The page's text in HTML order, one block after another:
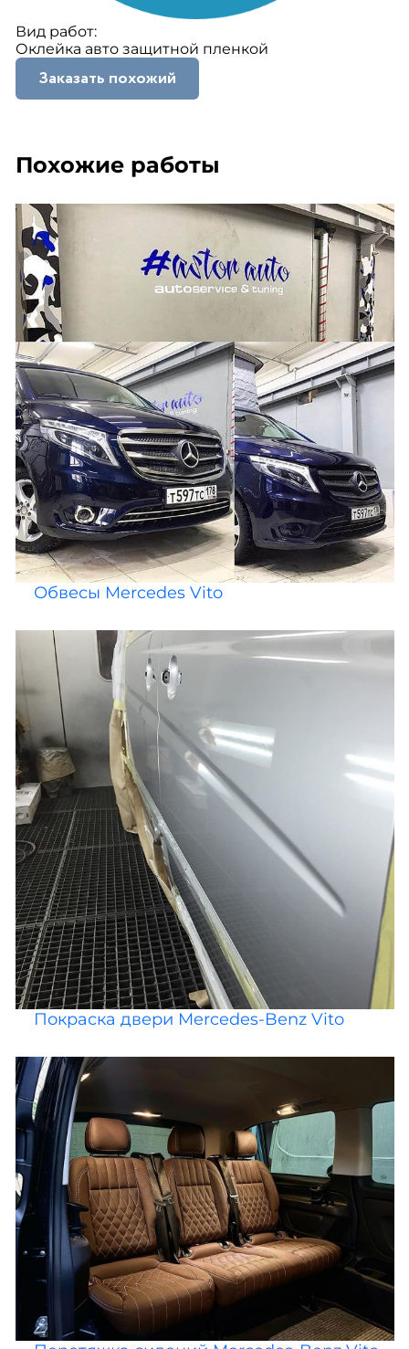
Вид работ:
Оклейка авто защитной пленкой
Заказать похожий
Похожие работы
Обвесы Mercedes Vito
Покраска двери Mercedes-Benz Vito